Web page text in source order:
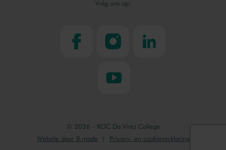
Volg ons op:
facebook instagram linkedin
© 2026 - ROC Da Vinci College
Website door B.made
Privacy- en cookieverklaring